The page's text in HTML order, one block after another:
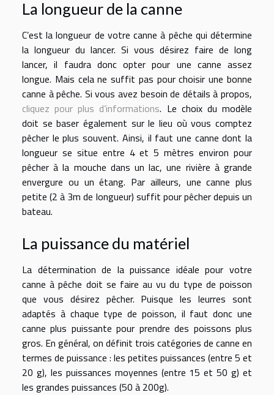
La longueur de la canne
C’est la longueur de votre canne à pêche qui détermine
la longueur du lancer. Si vous désirez faire de long
lancer, il faudra donc opter pour une canne assez
longue. Mais cela ne suffit pas pour choisir une bonne
canne à pêche. Si vous avez besoin de détails à propos,
cliquez pour plus d’informations. Le choix du modèle
doit se baser également sur le lieu où vous comptez
pêcher le plus souvent. Ainsi, il faut une canne dont la
longueur se situe entre 4 et 5 mètres environ pour
pêcher à la mouche dans un lac, une rivière à grande
envergure ou un étang. Par ailleurs, une canne plus
petite (2 à 3m de longueur) suffit pour pêcher depuis un
bateau.
La puissance du matériel
La détermination de la puissance idéale pour votre
canne à pêche doit se faire au vu du type de poisson
que vous désirez pêcher. Puisque les leurres sont
adaptés à chaque type de poisson, il faut donc une
canne plus puissante pour prendre des poissons plus
gros. En général, on définit trois catégories de canne en
termes de puissance : les petites puissances (entre 5 et
20 g), les puissances moyennes (entre 15 et 50 g) et
les grandes puissances (50 à 200g).